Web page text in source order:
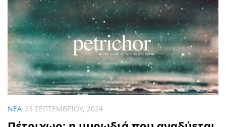
ΝΈΑ 23 ΣΕΠΤΕΜΒΡΊΟΥ, 2024